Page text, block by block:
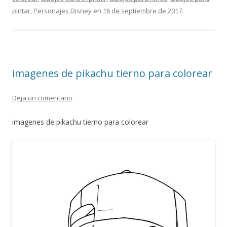
o A a ar
pintar, Personajes Disney en 16 de septiembre de 2017.
imagenes de pikachu tierno para colorear
Deja un comentario
imagenes de pikachu tierno para colorear